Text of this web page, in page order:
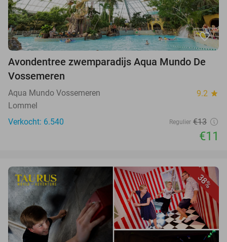
favorite_border
Avondentree zwemparadijs Aqua Mundo De
Vossemeren
Aqua Mundo Vossemeren 9.2 star
Lommel
Verkocht: 6.540
Regulier €13
€11
38%